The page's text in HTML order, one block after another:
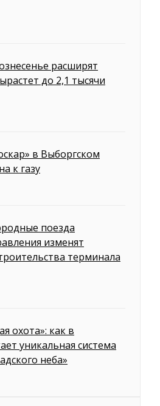
расширят
до 2,1 тысячи
в Выборгском
к газу
поезда
изменят
терминала
охота»: как в
уникальная система
неба»